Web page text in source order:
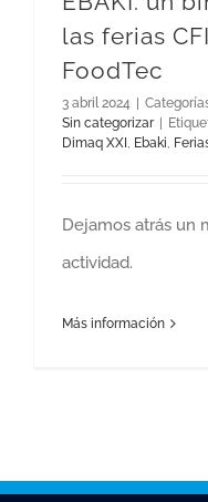
las ferias
FoodTec
3 abril 2024
Sin categorizar
Dimaq XXI , Ebaki,
Dejamos atrás un
actividad.
Más información